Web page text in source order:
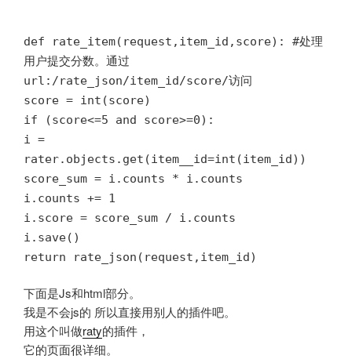
def rate_item(request,item_id,score): #处理
用户提交分数。通过
url:/rate_json/item_id/score/访问
score = int(score)
if (score<=5 and score>=0):
i =
rater.objects.get(item__id=int(item_id))
score_sum = i.counts * i.counts
i.counts += 1
i.score = score_sum / i.counts
i.save()
return rate_json(request,item_id)
下面是Js和html部分。
我是不会js的 所以直接用别人的插件吧。
用这个叫做raty的插件，
它的页面很详细。